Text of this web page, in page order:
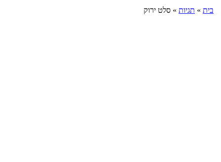
בית » תגיות » סלט ירוק